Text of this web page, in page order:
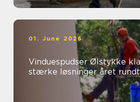
01. June 2026
Vinduespudser Ølstykke klare ruder og
stærke løsninger året rundt